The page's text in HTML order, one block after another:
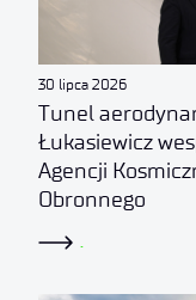
Tunel
Łukasiewicz
Agencji
Obronnego
30 lipca 2026